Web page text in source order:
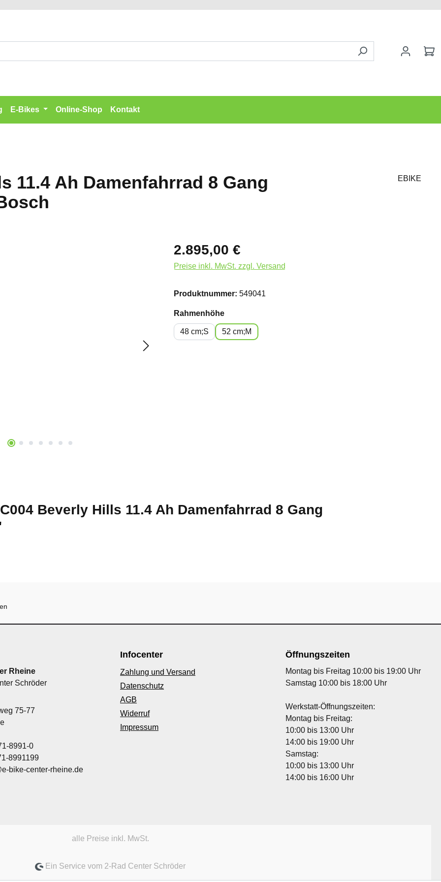
E-Bikes Online-Shop Kontakt
11.4 Ah Damenfahrrad 8 Gang
EBIKE
2.895,00 €
Preise inkl. MwSt. zzgl. Versand
Produktnummer: 549041
Rahmenhöheauswählen
48 cm;S 52 cm;M
Beverly Hills 11.4 Ah Damenfahrrad 8 Gang
Rheine
Schröder
75-77
8991-0
8991199
bike-center-rheine.de
Infocenter
Zahlung und Versand
Datenschutz
AGB
Widerruf
Impressum
Öffnungszeiten
Montag bis Freitag 10:00 bis 19:00 Uhr
Samstag 10:00 bis 18:00 Uhr
Werkstatt-Öffnungszeiten:
Montag bis Freitag:
10:00 bis 13:00 Uhr
14:00 bis 19:00 Uhr
Samstag:
10:00 bis 13:00 Uhr
14:00 bis 16:00 Uhr
alle Preise inkl. MwSt.
Ein Service vom 2-Rad Center Schröder